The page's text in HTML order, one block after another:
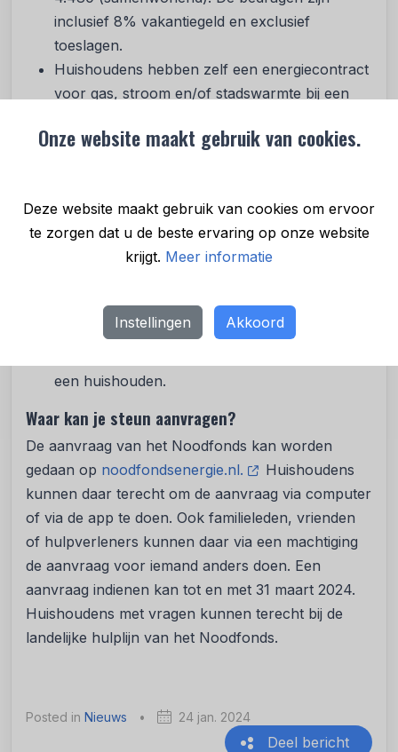
Onze website maakt gebruik van cookies.
Deze website maakt gebruik van cookies om ervoor
te zorgen dat u de beste ervaring op onze website
krijgt. Meer informatie
Instellingen Akkoord
inclusief 8% vakantiegeld en exclusief
toeslagen.
Huishoudens hebben zelf een energiecontract
voor gas, stroom en/of stadswarmte bij een
De energierekening is (afhankelijk van het
130% van het sociaal minimum hoger dan 8%
van het gezamenlijk bruto-inkomen, of voor
mensen tot 200% sociaal minimum hoger dan
Het Noodfonds betaalt de rest van de
maandelijkse energierekening boven deze 8 tot
een huishouden.
Waar kan je steun aanvragen?
De aanvraag van het Noodfonds kan worden
gedaan op noodfondsenergie.nl.
Huishoudens
kunnen daar terecht om de aanvraag via computer
of via de app te doen. Ook familieleden, vrienden
of hulpverleners kunnen daar via een machtiging
de aanvraag voor iemand anders doen. Een
aanvraag indienen kan tot en met 31 maart 2024.
Huishoudens met vragen kunnen terecht bij de
landelijke hulplijn van het Noodfonds.
Posted in Nieuws • 24 jan. 2024
Deel bericht